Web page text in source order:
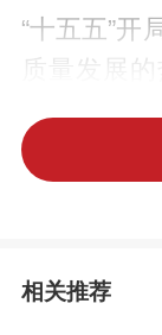
“十五五”开
质量发展
村西北，
然改变着人
异味刺鼻
相关推荐